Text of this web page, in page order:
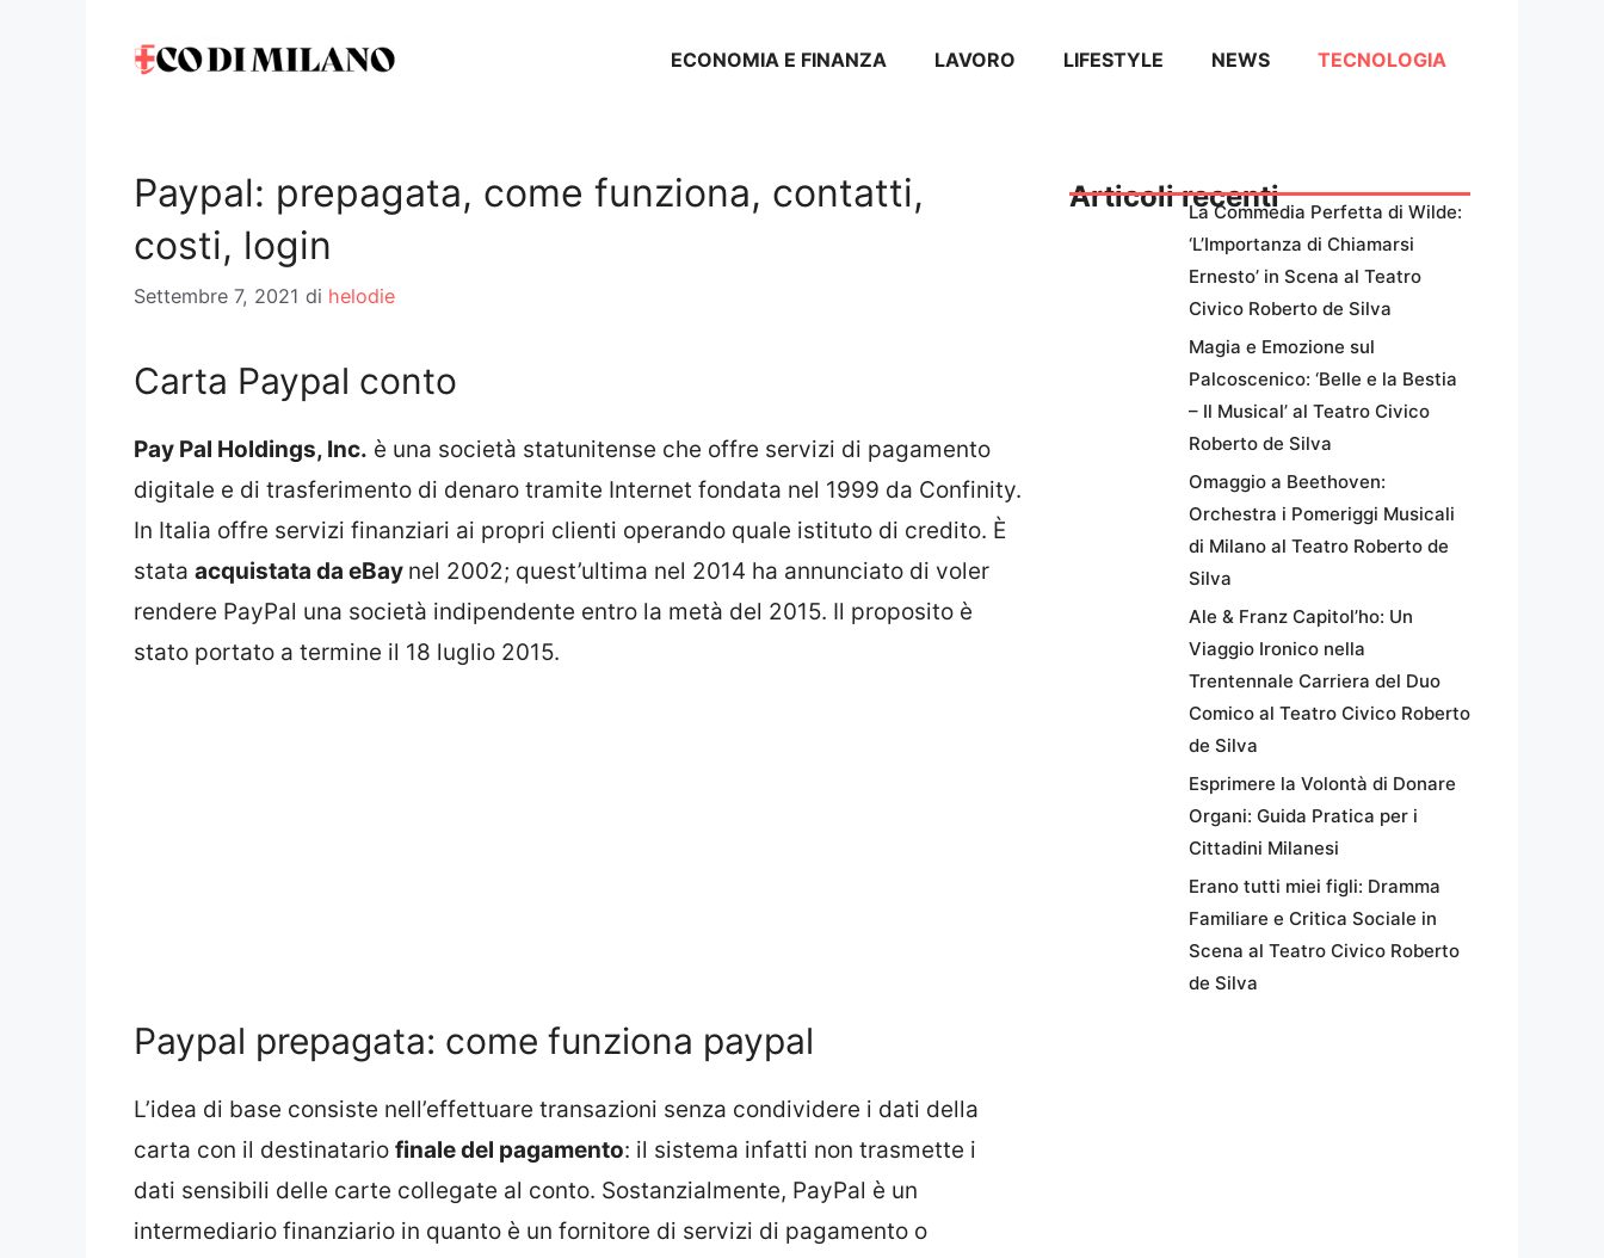
ECONOMIA E FINANZA LAVORO LIFESTYLE NEWS TECNOLOGIA
Paypal: prepagata, come funziona, contatti,
costi, login
Settembre 7, 2021 di helodie
Carta Paypal conto
Pay Pal Holdings, Inc. è una società statunitense che offre servizi di pagamento
digitale e di trasferimento di denaro tramite Internet fondata nel 1999 da Confinity.
In Italia offre servizi finanziari ai propri clienti operando quale istituto di credito. È
stata acquistata da eBay nel 2002; quest’ultima nel 2014 ha annunciato di voler
rendere PayPal una società indipendente entro la metà del 2015. Il proposito è
stato portato a termine il 18 luglio 2015.
Paypal prepagata: come funziona paypal
L’idea di base consiste nell’effettuare transazioni senza condividere i dati della
carta con il destinatario finale del pagamento: il sistema infatti non trasmette i
dati sensibili delle carte collegate al conto. Sostanzialmente, PayPal è un
intermediario finanziario in quanto è un fornitore di servizi di pagamento o
Articoli recentiLa Commedia Perfetta di Wilde:
‘L’Importanza di Chiamarsi
Ernesto’ in Scena al Teatro
Civico Roberto de Silva
Magia e Emozione sul
Palcoscenico: ‘Belle e la Bestia
– Il Musical’ al Teatro Civico
Roberto de Silva
Omaggio a Beethoven:
Orchestra i Pomeriggi Musicali
di Milano al Teatro Roberto de
Silva
Ale & Franz Capitol’ho: Un
Viaggio Ironico nella
Trentennale Carriera del Duo
Comico al Teatro Civico Roberto
de Silva
Esprimere la Volontà di Donare
Organi: Guida Pratica per i
Cittadini Milanesi
Erano tutti miei figli: Dramma
Familiare e Critica Sociale in
Scena al Teatro Civico Roberto
de Silva